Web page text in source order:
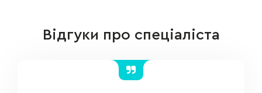
Відгуки про спеціаліста